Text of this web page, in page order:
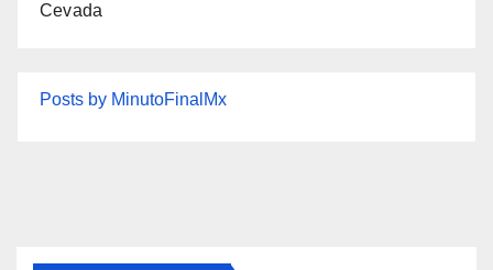
Cevada
Posts by MinutoFinalMx